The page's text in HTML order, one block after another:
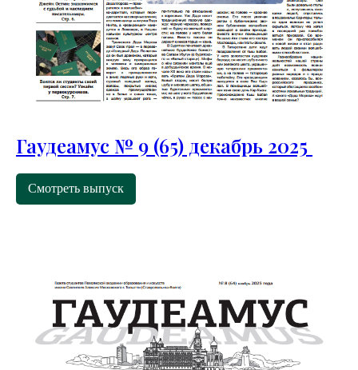
Гаудеамус № 9 (65) декабрь 2025
Смотреть выпуск